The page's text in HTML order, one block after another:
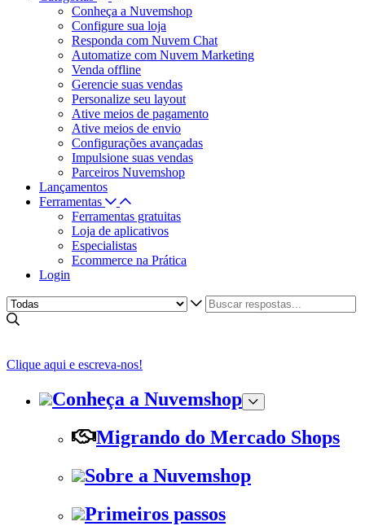
Conheça a Nuvemshop
Configure sua loja
Responda com Nuvem Chat
Automatize com Nuvem Marketing
Venda offline
Gerencie suas vendas
Personalize seu layout
Ative meios de pagamento
Ative meios de envio
Configurações avançadas
Impulsione suas vendas
Parceiros Nuvemshop
Lançamentos
Ferramentas
Ferramentas gratuitas
Loja de aplicativos
Especialistas
Ecommerce na Prática
Login
Clique aqui e escreva-nos!
Conheça a Nuvemshop
Migrando do Mercado Shops
Sobre a Nuvemshop
Primeiros passos